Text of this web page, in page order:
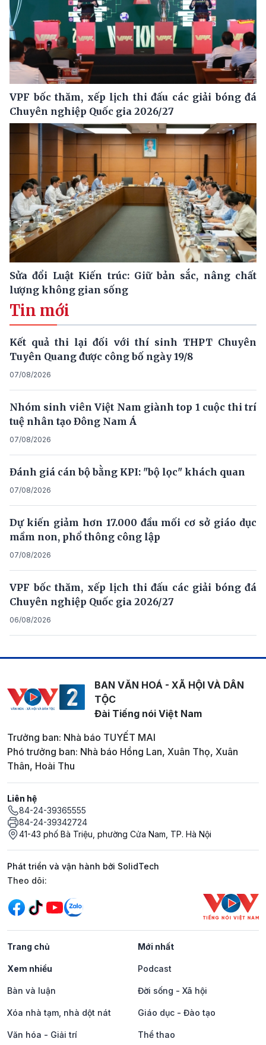
VPF bốc thăm, xếp lịch thi đấu các giải bóng đá
Chuyên nghiệp Quốc gia 2026/27
Sửa đổi Luật Kiến trúc: Giữ bản sắc, nâng chất
lượng không gian sống
Tin mới
Kết quả thi lại đối với thí sinh THPT Chuyên
Tuyên Quang được công bố ngày 19/8
07/08/2026
Nhóm sinh viên Việt Nam giành top 1 cuộc thi trí
tuệ nhân tạo Đông Nam Á
07/08/2026
Đánh giá cán bộ bằng KPI: "bộ lọc" khách quan
07/08/2026
Dự kiến giảm hơn 17.000 đầu mối cơ sở giáo dục
mầm non, phổ thông công lập
07/08/2026
VPF bốc thăm, xếp lịch thi đấu các giải bóng đá
Chuyên nghiệp Quốc gia 2026/27
06/08/2026
BAN VĂN HOÁ - XÃ HỘI VÀ DÂN
TỘC
Đài Tiếng nói Việt Nam
Trưởng ban: Nhà báo TUYẾT MAI
Phó trưởng ban: Nhà báo Hồng Lan, Xuân Thọ, Xuân
Thân, Hoài Thu
Liên hệ
84-24-39365555
84-24-39342724
41-43 phố Bà Triệu, phường Cửa Nam, TP. Hà Nội
Phát triển và vận hành bởi SolidTech
Mạng xã hội
Theo dõi:
Trang chủ Mới nhất
Xem nhiều Podcast
Bàn và luận Đời sống - Xã hội
Xóa nhà tạm, nhà dột nát Giáo dục - Đào tạo
Văn hóa - Giải trí Thể thao